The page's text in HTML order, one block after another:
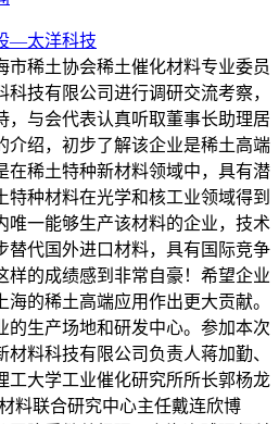
—太洋科技
市稀土协会稀土催化材料专业委员
技有限公司进行调研交流考察，
，与会代表认真听取董事长助理居
介绍，初步了解该企业是稀土高端
在稀土特种新材料领域中，具有潜
特种材料在光学和核工业领域得到
唯一能够生产该材料的企业，技术
替代国外进口材料，具有国际竞争
样的成绩感到非常自豪！希望企业
的稀土高端应用作出更大贡献。
的生产场地和研发中心。参加本次
料科技有限公司负责人蒋加勤、
工大学工业催化研究所所长郭杨龙
料联合研究中心主任戴连欣博